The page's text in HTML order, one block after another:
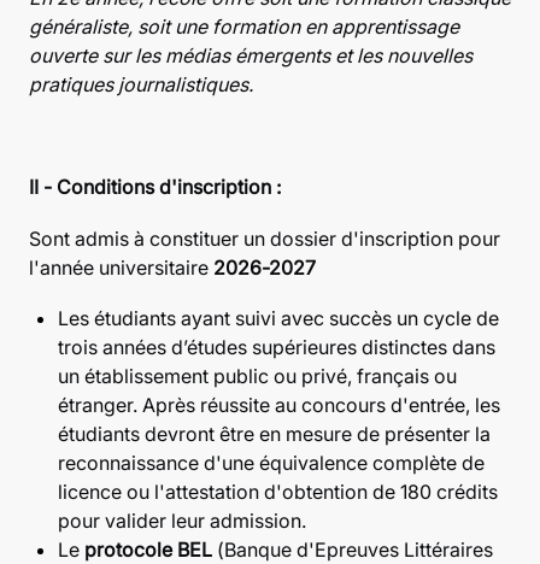
généraliste, soit une formation en apprentissage
ouverte sur les médias émergents et les nouvelles
pratiques journalistiques.
II - Conditions d'inscription :
Sont admis à constituer un dossier d'inscription pour
l'année universitaire 2026-2027
Les étudiants ayant suivi avec succès un cycle de
trois années d’études supérieures distinctes dans
un établissement public ou privé, français ou
étranger. Après réussite au concours d'entrée, les
étudiants devront être en mesure de présenter la
reconnaissance d'une équivalence complète de
licence ou l'attestation d'obtention de 180 crédits
pour valider leur admission.
Le protocole BEL (Banque d'Epreuves Littéraires